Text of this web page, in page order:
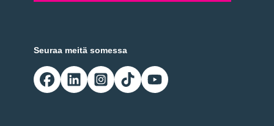
Seuraa meitä somessa